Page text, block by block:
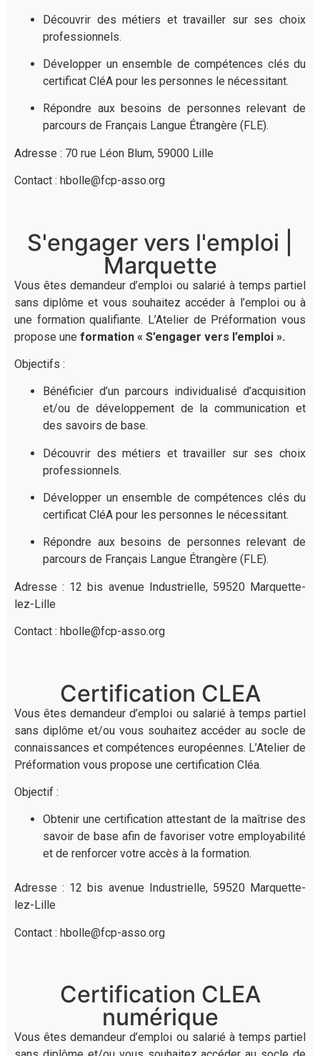
Découvrir des métiers et travailler sur ses choix
professionnels.
Développer un ensemble de compétences clés du
certificat CléA pour les personnes le nécessitant.
Répondre aux besoins de personnes relevant de
parcours de Français Langue Étrangère (FLE).
Adresse : 70 rue Léon Blum, 59000 Lille
Contact : hbolle@fcp-asso.org
S'engager vers l'emploi |
Marquette
Vous êtes demandeur d’emploi ou salarié à temps partiel
sans diplôme et vous souhaitez accéder à l’emploi ou à
une formation qualifiante. L’Atelier de Préformation vous
propose une formation « S’engager vers l’emploi ».
Objectifs :
Bénéficier d’un parcours individualisé d’acquisition
et/ou de développement de la communication et
des savoirs de base.
Découvrir des métiers et travailler sur ses choix
professionnels.
Développer un ensemble de compétences clés du
certificat CléA pour les personnes le nécessitant.
Répondre aux besoins de personnes relevant de
parcours de Français Langue Étrangère (FLE).
Adresse : 12 bis avenue Industrielle, 59520 Marquette-
lez-Lille
Contact : hbolle@fcp-asso.org
Certification CLEA
Vous êtes demandeur d’emploi ou salarié à temps partiel
sans diplôme et/ou vous souhaitez accéder au socle de
connaissances et compétences européennes. L’Atelier de
Préformation vous propose une certification Cléa.
Objectif :
Obtenir une certification attestant de la maîtrise des
savoir de base afin de favoriser votre employabilité
et de renforcer votre accès à la formation.
Adresse : 12 bis avenue Industrielle, 59520 Marquette-
lez-Lille
Contact : hbolle@fcp-asso.org
Certification CLEA
numérique
Vous êtes demandeur d’emploi ou salarié à temps partiel